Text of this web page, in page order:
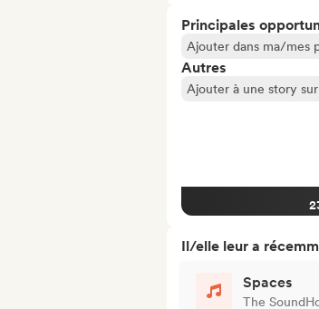
Principales
Ajouter dans ma/mes
Autres
Ajouter à une story
Il/elle leur a
Spaces
The